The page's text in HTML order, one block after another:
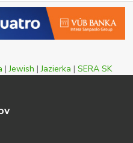
|Jewish |Jazierka | SERA SK